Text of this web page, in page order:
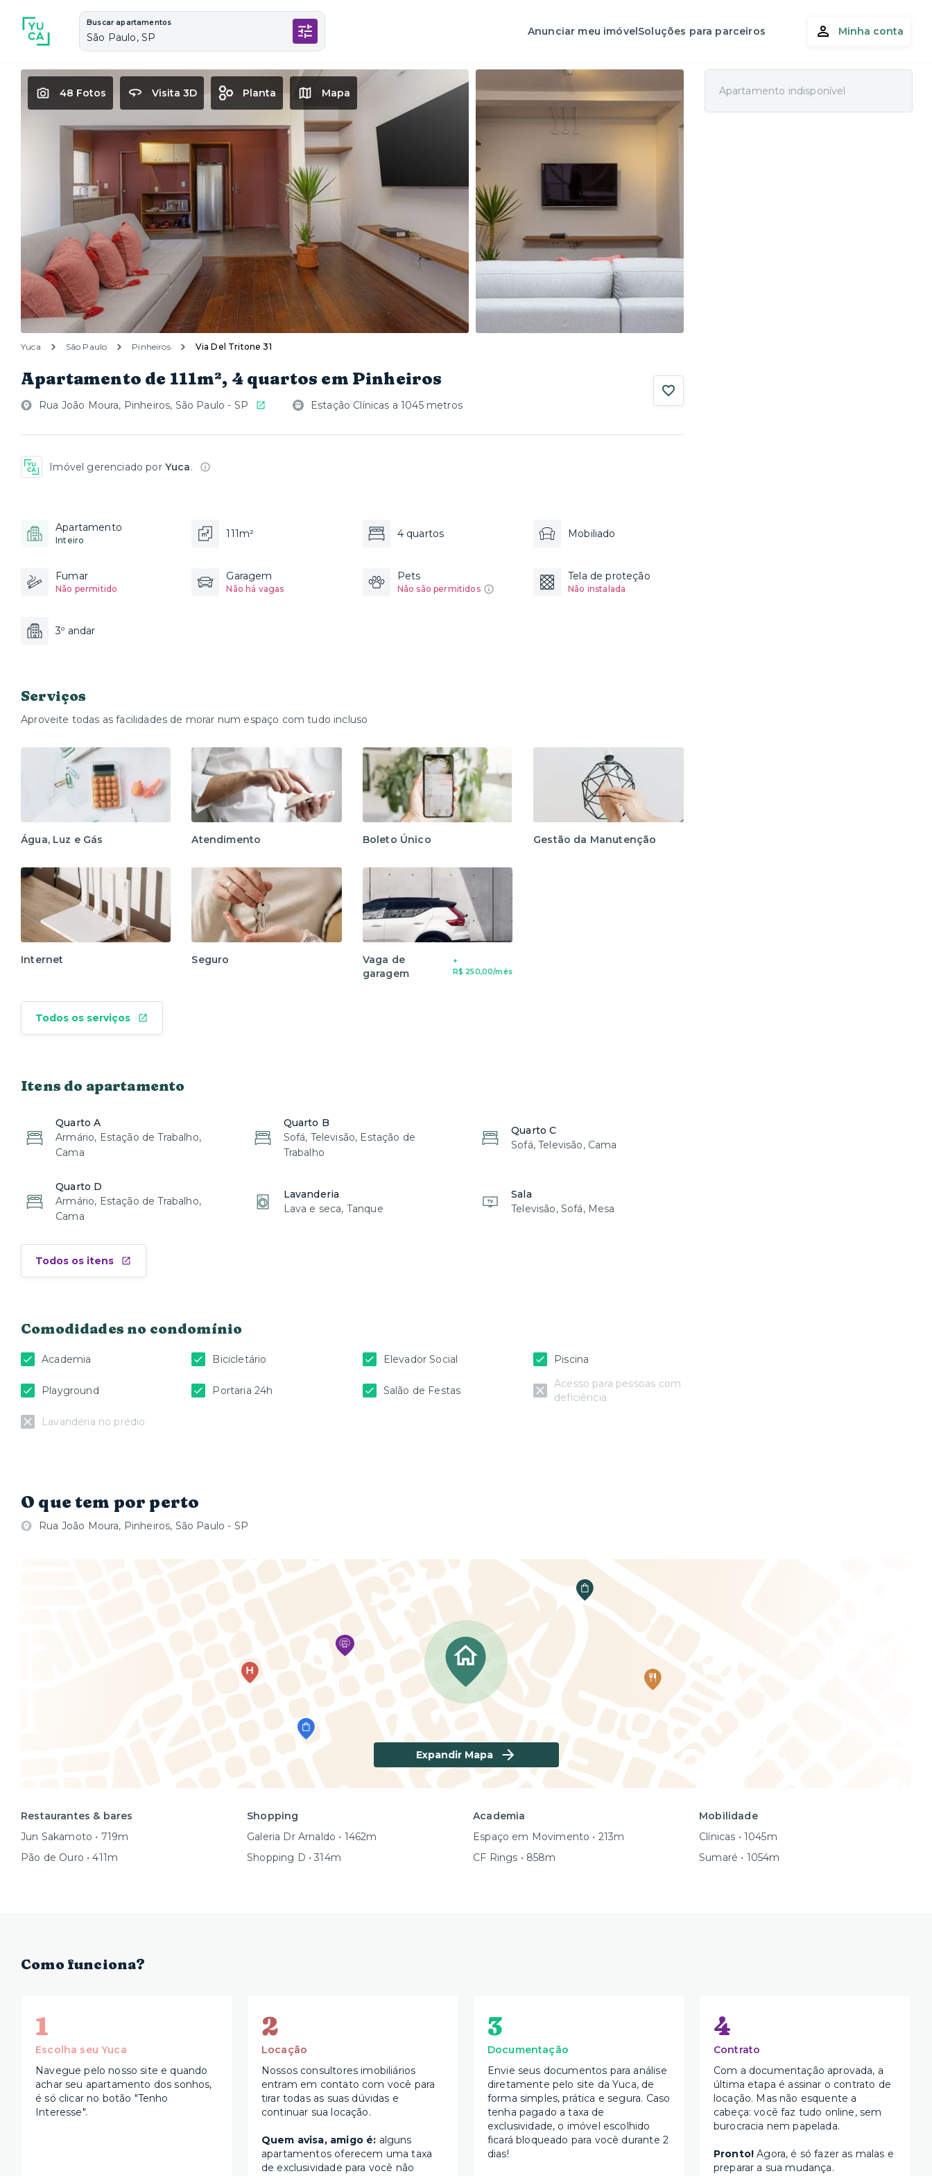
Buscar apartamentos
São Paulo, SP Anunciar meu imóvelSoluções para parceiros Minha conta
48 Fotos Visita 3D Planta Mapa
Yuca São Paulo Pinheiros Via Del Tritone 31
Apartamento de 111m², 4 quartos em Pinheiros
Rua João Moura, Pinheiros, São Paulo - SP Estação Clínicas a 1045 metros
Imóvel gerenciado por Yuca.
Apartamento
Inteiro
111m² 4 quartos Mobiliado
Fumar
Não permitido
Garagem
Não há vagas
Pets
Não são permitidos
Tela de proteção
Não instalada
3º andar
Serviços
Aproveite todas as facilidades de morar num espaço com tudo incluso
Água, Luz e Gás Atendimento Boleto Único Gestão da Manutenção
Internet Seguro
Vaga de
garagem
+
R$ 250,00/mês
Todos os serviços
Itens do apartamento
Quarto A
Armário, Estação de Trabalho,
Cama
Quarto B
Sofá, Televisão, Estação de
Trabalho
Quarto C
Sofá, Televisão, Cama
Quarto D
Armário, Estação de Trabalho,
Cama
Lavanderia
Lava e seca, Tanque
Sala
Televisão, Sofá, Mesa
Todos os itens
Comodidades no condomínio
Academia Bicicletário Elevador Social Piscina
Playground Portaria 24h Salão de Festas
Acesso para pessoas com
deficiência
Lavanderia no prédio
Apartamento indisponível
O que tem por perto
Rua João Moura, Pinheiros, São Paulo - SP
Expandir Mapa
Restaurantes & bares
Jun Sakamoto • 719m
Pão de Ouro • 411m
Shopping
Galeria Dr Arnaldo • 1462m
Shopping D • 314m
Academia
Espaço em Movimento • 213m
CF Rings • 858m
Mobilidade
Clínicas • 1045m
Sumaré • 1054m
Como funciona?
1
Escolha seu Yuca
Navegue pelo nosso site e quando
achar seu apartamento dos sonhos,
é só clicar no botão "Tenho
Interesse".
2
Locação
Nossos consultores imobiliários
entram em contato com você para
tirar todas as suas dúvidas e
continuar sua locação.
Quem avisa, amigo é: alguns
apartamentos oferecem uma taxa
de exclusividade para você não
3
Documentação
Envie seus documentos para análise
diretamente pelo site da Yuca, de
forma simples, prática e segura. Caso
tenha pagado a taxa de
exclusividade, o imóvel escolhido
ficará bloqueado para você durante 2
dias!
4
Contrato
Com a documentação aprovada, a
última etapa é assinar o contrato de
locação. Mas não esquente a
cabeça: você faz tudo online, sem
burocracia nem papelada.
Pronto! Agora, é só fazer as malas e
preparar a sua mudança.